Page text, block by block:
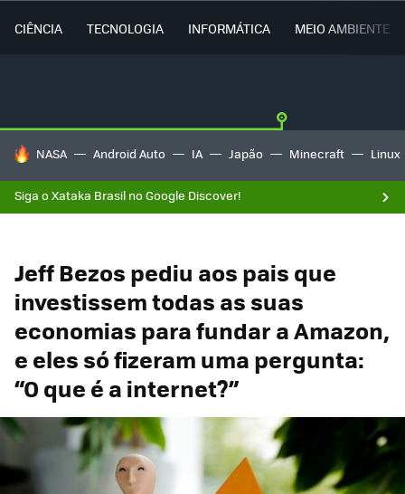
CIÊNCIA TECNOLOGIA INFORMÁTICA MEIO AMBIENTE
TENDÊNCIAS DO DIA
NASA Android Auto IA Japão Minecraft Linux
Siga o Xataka Brasil no Google Discover!
Jeff Bezos pediu aos pais que
investissem todas as suas
economias para fundar a Amazon,
e eles só fizeram uma pergunta:
“O que é a internet?”